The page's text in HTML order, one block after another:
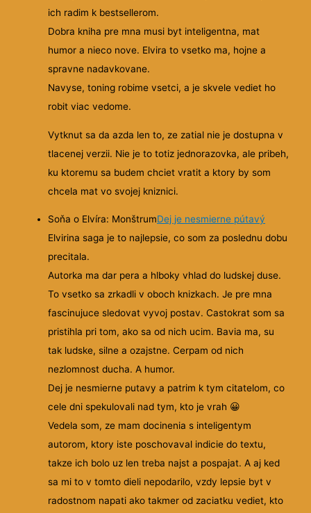
ich radim k bestsellerom.
Dobra kniha pre mna musi byt inteligentna, mat
humor a nieco nove. Elvira to vsetko ma, hojne a
spravne nadavkovane.
Navyse, toning robime vsetci, a je skvele vediet ho
robit viac vedome.
Vytknut sa da azda len to, ze zatial nie je dostupna v
tlacenej verzii. Nie je to totiz jednorazovka, ale pribeh,
ku ktoremu sa budem chciet vratit a ktory by som
chcela mat vo svojej kniznici.
Soňa o Elvíra: MonštrumDej je nesmierne pútavý
Elvirina saga je to najlepsie, co som za poslednu dobu
precitala.
Autorka ma dar pera a hlboky vhlad do ludskej duse.
To vsetko sa zrkadli v oboch knizkach. Je pre mna
fascinujuce sledovat vyvoj postav. Castokrat som sa
pristihla pri tom, ako sa od nich ucim. Bavia ma, su
tak ludske, silne a ozajstne. Cerpam od nich
nezlomnost ducha. A humor.
Dej je nesmierne putavy a patrim k tym citatelom, co
cele dni spekulovali nad tym, kto je vrah 😀
Vedela som, ze mam docinenia s inteligentym
autorom, ktory iste poschovaval indicie do textu,
takze ich bolo uz len treba najst a pospajat. A aj ked
sa mi to v tomto dieli nepodarilo, vzdy lepsie byt v
radostnom napati ako takmer od zaciatku vediet, kto